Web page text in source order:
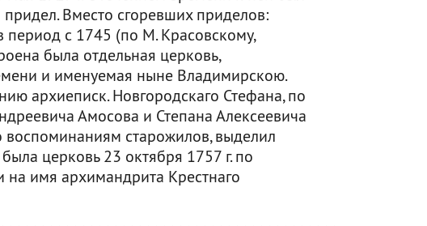
Вместо сгоревших приделов:
период с 1745 (по М. Красовскому,
была отдельная церковь,
и именуемая ныне Владимирскою.
архиеписк. Новгородскаго Стефана, по
Амосова и Степана Алексеевича
старожилов, выделил
церковь 23 октября 1757 г. по
имя архимандрита Крестнаго